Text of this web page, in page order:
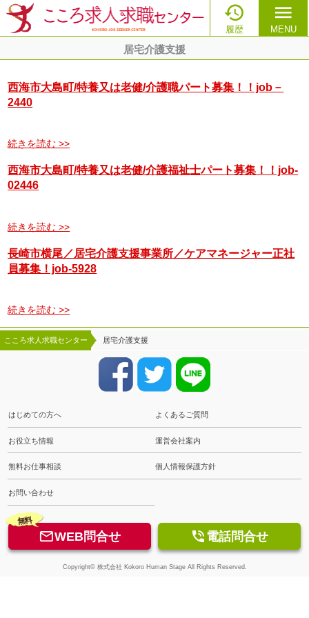

履歴
menu
MENU
居宅介護支援
西海市大島町/特養又は老健/介護職パート募集！！job－
2440
続きを読む >>
西海市大島町/特養又は老健/介護福祉士パート募集！！job-
02446
続きを読む >>
長崎市横尾／居宅介護支援事業所／ケアマネージャー正社
員募集！job-5928
続きを読む >>
こころ求人求職センター 居宅介護支援
はじめての方へ よくあるご質問
お役立ち情報 運営会社案内
無料お仕事相談 個人情報保護方針
お問い合わせ
無料
WEB問合せ  電話問合せ
Copyright© 株式会社 Kokoro Human Stage All Rights Reserved.